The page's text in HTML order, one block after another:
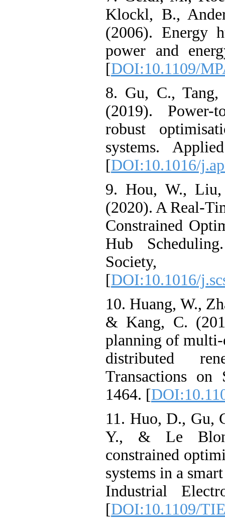
Klockl, B.,
(2006).
power and
[DOI:10.1109/
8. Gu, C.,
(2019).
robust
systems.
[DOI:10.1016/
9. Hou, W.,
(2020). A
Constrained
Hub
[DOI:10.1016/
10. Huang, W.,
& Kang, C.
planning of
distributed
Transactions
1464. [
11. Huo, D.,
Y., & Le
constrained
systems in a
Industrial
[DOI:10.1109/